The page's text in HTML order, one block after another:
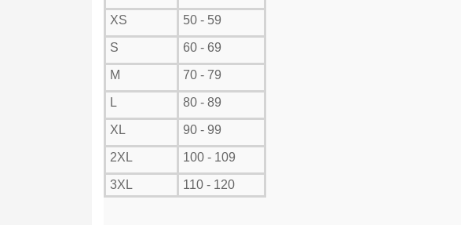
XS 50 - 59
S 60 - 69
M 70 - 79
L 80 - 89
XL 90 - 99
2XL 100 - 109
3XL 110 - 120